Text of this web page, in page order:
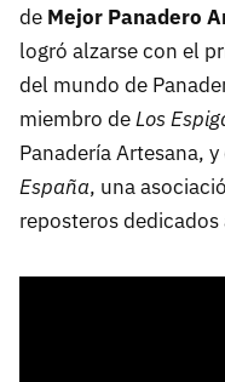
de Mejor Panadero
logró alzarse con el
del mundo de
miembro deLos
PanaderíaArtesana,
España, una
reposteros